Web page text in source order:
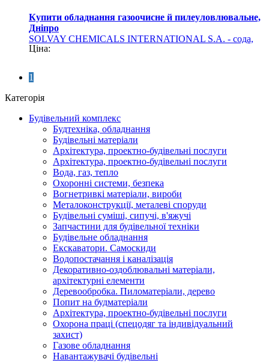
Купити обладнання газоочисне й пилеуловлювальне,
Дніпро
SOLVAY CHEMICALS INTERNATIONAL S.A. - сода,
сульфат барію (хімічна продукція)
Ціна:
1
Категорія
Будівельний комплекс
Будтехніка, обладнання
Будівельні матеріали
Архітектура, проектно-будівельні послуги
Архітектура, проектно-будівельні послуги
Вода, газ, тепло
Охоронні системи, безпека
Вогнетривкі матеріали, вироби
Металоконструкції, металеві споруди
Будівельні суміші, сипучі, в'яжучі
Запчастини для будівельної техніки
Будівельне обладнання
Екскаватори. Самоскиди
Водопостачання і каналізація
Декоративно-оздоблювальні матеріали,
архітектурні елементи
Деревообробка. Пиломатеріали, дерево
Попит на будматеріали
Архітектура, проектно-будівельні послуги
Охорона праці (спецодяг та індивідуальний
захист)
Газове обладнання
Навантажувачі будівельні